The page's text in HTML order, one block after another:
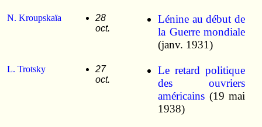
N. Kroupskaïa
28
oct.
Lénine au début de
la Guerre mondiale
(janv. 1931)
L. Trotsky
27
oct.
Le retard politique
des ouvriers
américains(19 mai
1938)